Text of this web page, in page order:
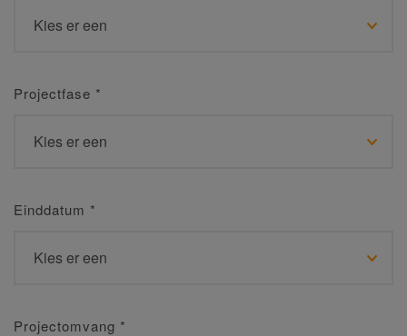
Projectfase *
Einddatum *
Projectomvang *